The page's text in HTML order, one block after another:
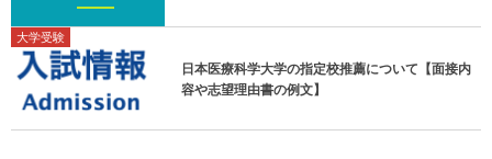
大学受験
日本医療科学大学の指定校推薦について【面接内
容や志望理由書の例文】